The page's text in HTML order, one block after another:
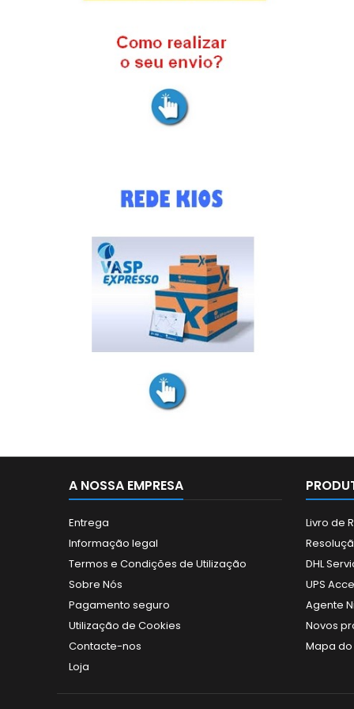
A NOSSA EMPRESA
Entrega
Informação legal
Termos e Condições de Utilização
Sobre Nós
Pagamento seguro
Utilização de Cookies
Contacte-nos
Loja
Livro de
DHL
UPS
Agente
Novos
Mapa do